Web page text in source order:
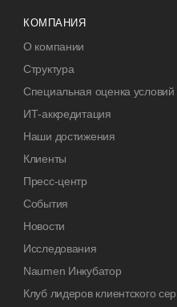
КОМПАНИЯ
О компании
Структура
Специальная оценка условий
ИТ-аккредитация
Наши достижения
Клиенты
Пресс-центр
События
Новости
Исследования
Naumen Инкубатор
Клуб лидеров клиентского